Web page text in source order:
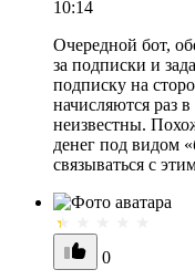
10:14
Очередной бот,
за подписки и
подписку на
начисляются раз
неизвестны.
денег под видом
связываться с
0